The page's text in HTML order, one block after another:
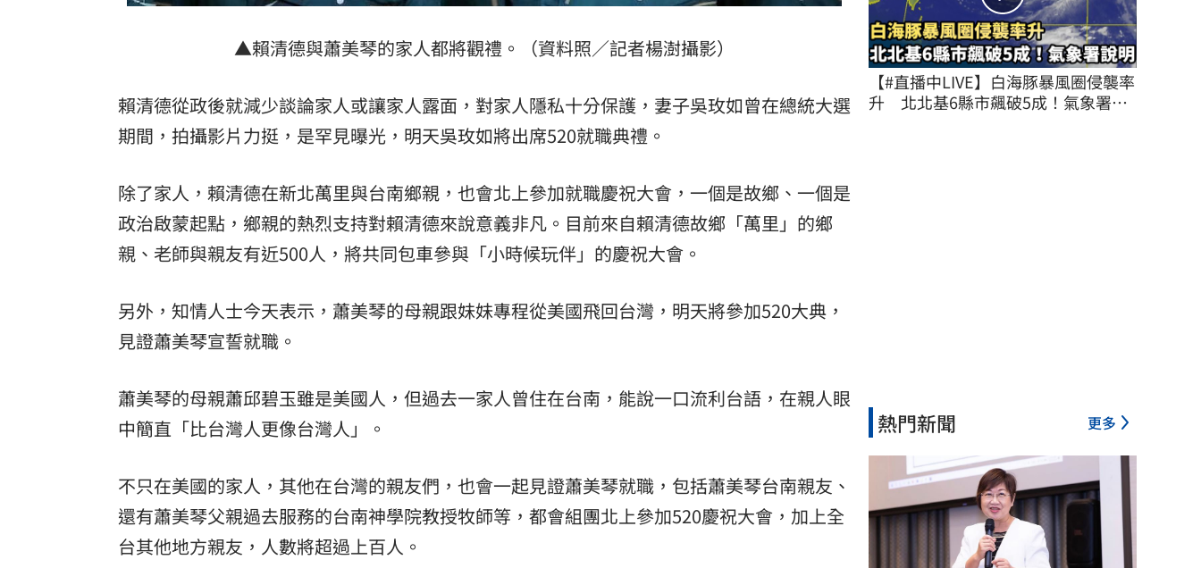
台灣彩券開獎直播中
LIVE三立+24小時直播 15:27
三立iNEWS新聞台線上直播 18:00
市場到酒場料理！可果美蕃茄醬創無限可能 12:00
油品食安事件引關注 挑選保健食品要注意 13:00
罕病博士彭士齊 輪椅上的生命覺醒！ 11:00
酷澎「爸氣父親節」國際官方品牌齊聚 11:00
▲賴清德與蕭美琴的家人都將觀禮。（資料照／記者楊澍攝影）
賴清德從政後就減少談論家人或讓家人露面，對家人隱私十分保護，妻子吳玫如曾在總統大選
期間，拍攝影片力挺，是罕見曝光，明天吳玫如將出席520就職典禮。
除了家人，賴清德在新北萬里與台南鄉親，也會北上參加就職慶祝大會，一個是故鄉、一個是
政治啟蒙起點，鄉親的熱烈支持對賴清德來說意義非凡。目前來自賴清德故鄉「萬里」的鄉
親、老師與親友有近500人，將共同包車參與「小時候玩伴」的慶祝大會。
另外，知情人士今天表示，蕭美琴的母親跟妹妹專程從美國飛回台灣，明天將參加520大典，
見證蕭美琴宣誓就職。
蕭美琴的母親蕭邱碧玉雖是美國人，但過去一家人曾住在台南，能說一口流利台語，在親人眼
中簡直「比台灣人更像台灣人」。
不只在美國的家人，其他在台灣的親友們，也會一起見證蕭美琴就職，包括蕭美琴台南親友、
還有蕭美琴父親過去服務的台南神學院教授牧師等，都會組團北上參加520慶祝大會，加上全
台其他地方親友，人數將超過上百人。
【#直播中LIVE】白海豚暴風圈侵襲率
升　北北基6縣市飆破5成！氣象署說
熱門新聞 更多